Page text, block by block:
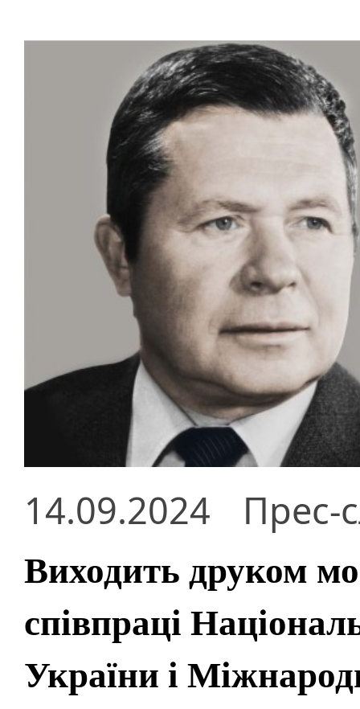
14.09.2024 Прес-
Виходить друком
співпраці
України і